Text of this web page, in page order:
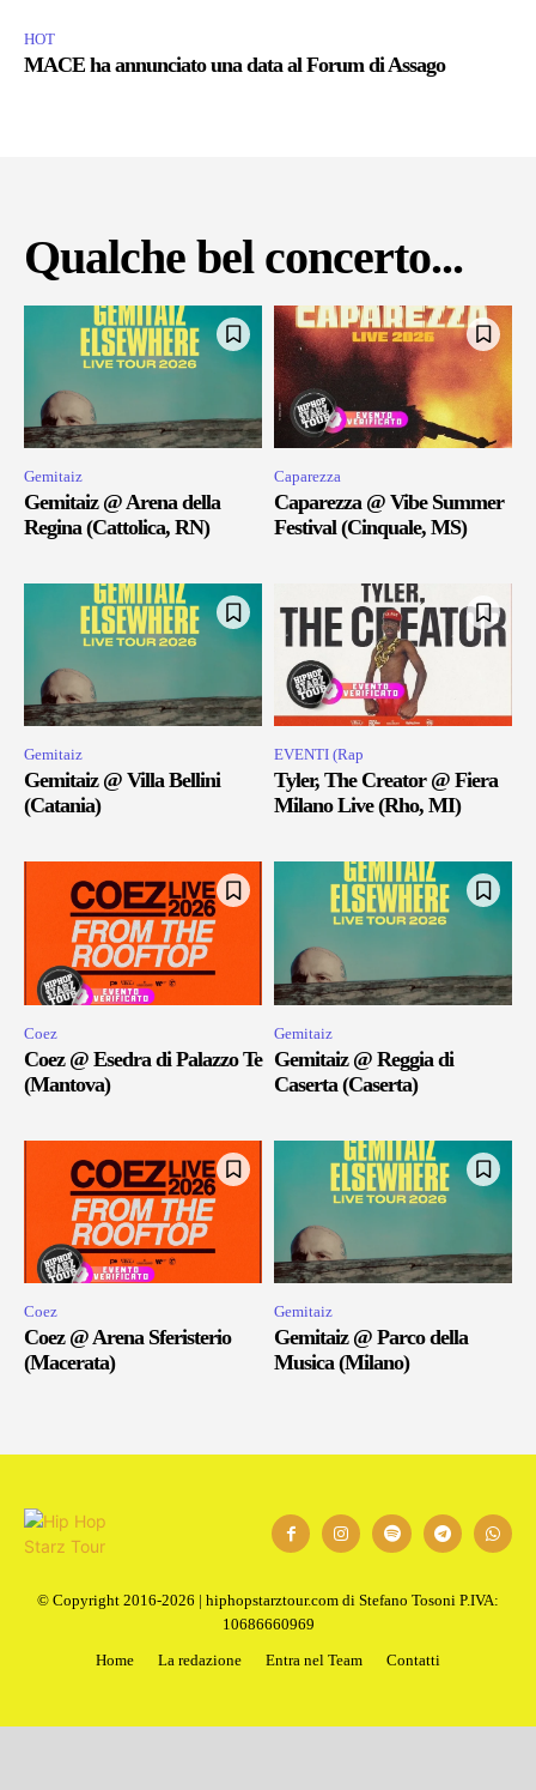
HOT
MACE ha annunciato una data al Forum di Assago
Qualche bel concerto...
Gemitaiz
Gemitaiz @ Arena della
Regina (Cattolica, RN)
Caparezza
Caparezza @ Vibe Summer
Festival (Cinquale, MS)
Gemitaiz
Gemitaiz @ Villa Bellini
(Catania)
EVENTI (Rap
Tyler, The Creator @ Fiera
Milano Live (Rho, MI)
Coez
Coez @ Esedra di Palazzo Te
(Mantova)
Gemitaiz
Gemitaiz @ Reggia di
Caserta (Caserta)
Coez
Coez @ Arena Sferisterio
(Macerata)
Gemitaiz
Gemitaiz @ Parco della
Musica (Milano)
© Copyright 2016-2026 | hiphopstarztour.com di Stefano Tosoni P.IVA:
10686660969
Home
La redazione Entra nel Team Contatti